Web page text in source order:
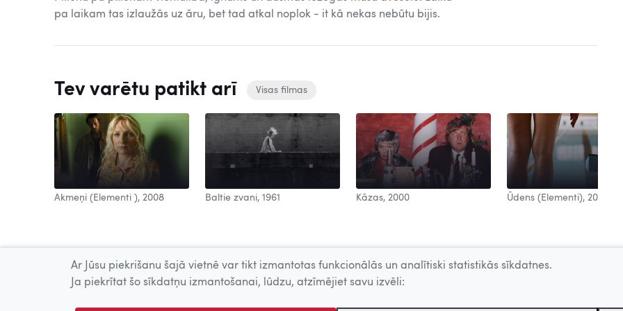
pa laikam tas izlaužās uz āru, bet tad atkal noplok - it kā nekas nebūtu bijis.
Tev varētu patikt arī Visas filmas
Akmeņi (Elementi ), 2008 Baltie zvani, 1961 Kāzas, 2000 Ūdens (Elementi), 2006
Ar Jūsu piekrišanu šajā vietnē var tikt izmantotas funkcionālās un analītiski statistikās sīkdatnes.
Ja piekrītat šo sīkdatņu izmantošanai, lūdzu, atzīmējiet savu izvēli: